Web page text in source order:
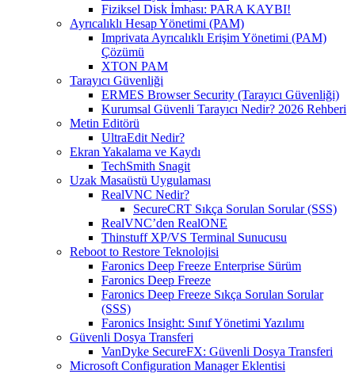
Fiziksel Disk İmhası: PARA KAYBI!
Ayrıcalıklı Hesap Yönetimi (PAM)
Imprivata Ayrıcalıklı Erişim Yönetimi (PAM)
Çözümü
XTON PAM
Tarayıcı Güvenliği
ERMES Browser Security (Tarayıcı Güvenliği)
Kurumsal Güvenli Tarayıcı Nedir? 2026 Rehberi
Metin Editörü
UltraEdit Nedir?
Ekran Yakalama ve Kaydı
TechSmith Snagit
Uzak Masaüstü Uygulaması
RealVNC Nedir?
SecureCRT Sıkça Sorulan Sorular (SSS)
RealVNC’den RealONE
Thinstuff XP/VS Terminal Sunucusu
Reboot to Restore Teknolojisi
Faronics Deep Freeze Enterprise Sürüm
Faronics Deep Freeze
Faronics Deep Freeze Sıkça Sorulan Sorular
(SSS)
Faronics Insight: Sınıf Yönetimi Yazılımı
Güvenli Dosya Transferi
VanDyke SecureFX: Güvenli Dosya Transferi
Microsoft Configuration Manager Eklentisi